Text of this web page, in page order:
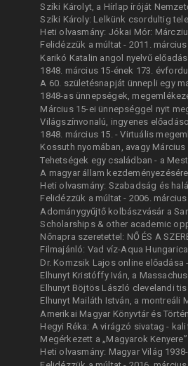
Szíki Károlyt, a Hírlap íróját
Szíki Károly: Lelkünk csordultig tele
Heti olvasmány: Jókai Mór:
Felidézzük a múltat - 2011.
Karikó Katalin angol nyelvű
1848. március 15-ének 173.
A 60. születésnapját ünnepli egy
1848-as ünnepségek,
Március 15-ei ünnepséggel nyit
Világszínvonalú, ingyenes
1848. március 15. - Virtuális
Kossuth nyomában, avagy
Tehetségek egy családban - a
A magyar állam
Heti olvasmány: Szabadság és
Felidézzük a múltat - 2006.
Adománygyűjtő kolbászvásár a
Scholarships & other academic
Nőnapra szeretettel: NŐ ÉS A
Filmajánló: Vad víz-Aqua
Dr. Komzsik Lajos online előadása -
Elhunyt Kristóffy Iván, a
Elhunyt Böjtös László clevelandi
Elhunyt Mailáth István, a montreáli
Amerikai Magyar Könyvtár és
Hegyi Réka: A virágzó sivatag -
Megérkezett a „Magyarok
Heti olvasmány: Magyar Világ